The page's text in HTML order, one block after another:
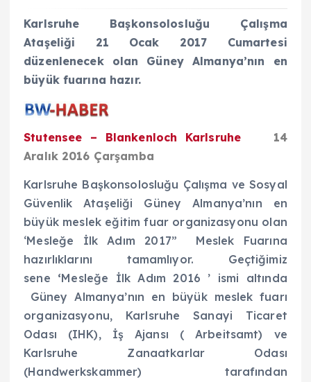
Karlsruhe Başkonsolosluğu Çalışma
Ataşeliği 21 Ocak 2017 Cumartesi
düzenlenecek olan Güney Almanya’nın en
büyük fuarına hazır.
Stutensee – Blankenloch Karlsruhe
14
Aralık 2016 Çarşamba
Karlsruhe Başkonsolosluğu Çalışma ve Sosyal
Güvenlik Ataşeliği Güney Almanya’nın en
büyük meslek eğitim fuar organizasyonu olan
‘Mesleğe İlk Adım 2017” Meslek Fuarına
hazırlıklarını tamamlıyor. Geçtiğimiz
sene ‘Mesleğe İlk Adım 2016 ’ ismi altında
Güney Almanya’nın en büyük meslek fuarı
organizasyonu, Karlsruhe Sanayi Ticaret
Odası (IHK), İş Ajansı ( Arbeitsamt) ve
Karlsruhe Zanaatkarlar Odası
(Handwerkskammer) tarafından